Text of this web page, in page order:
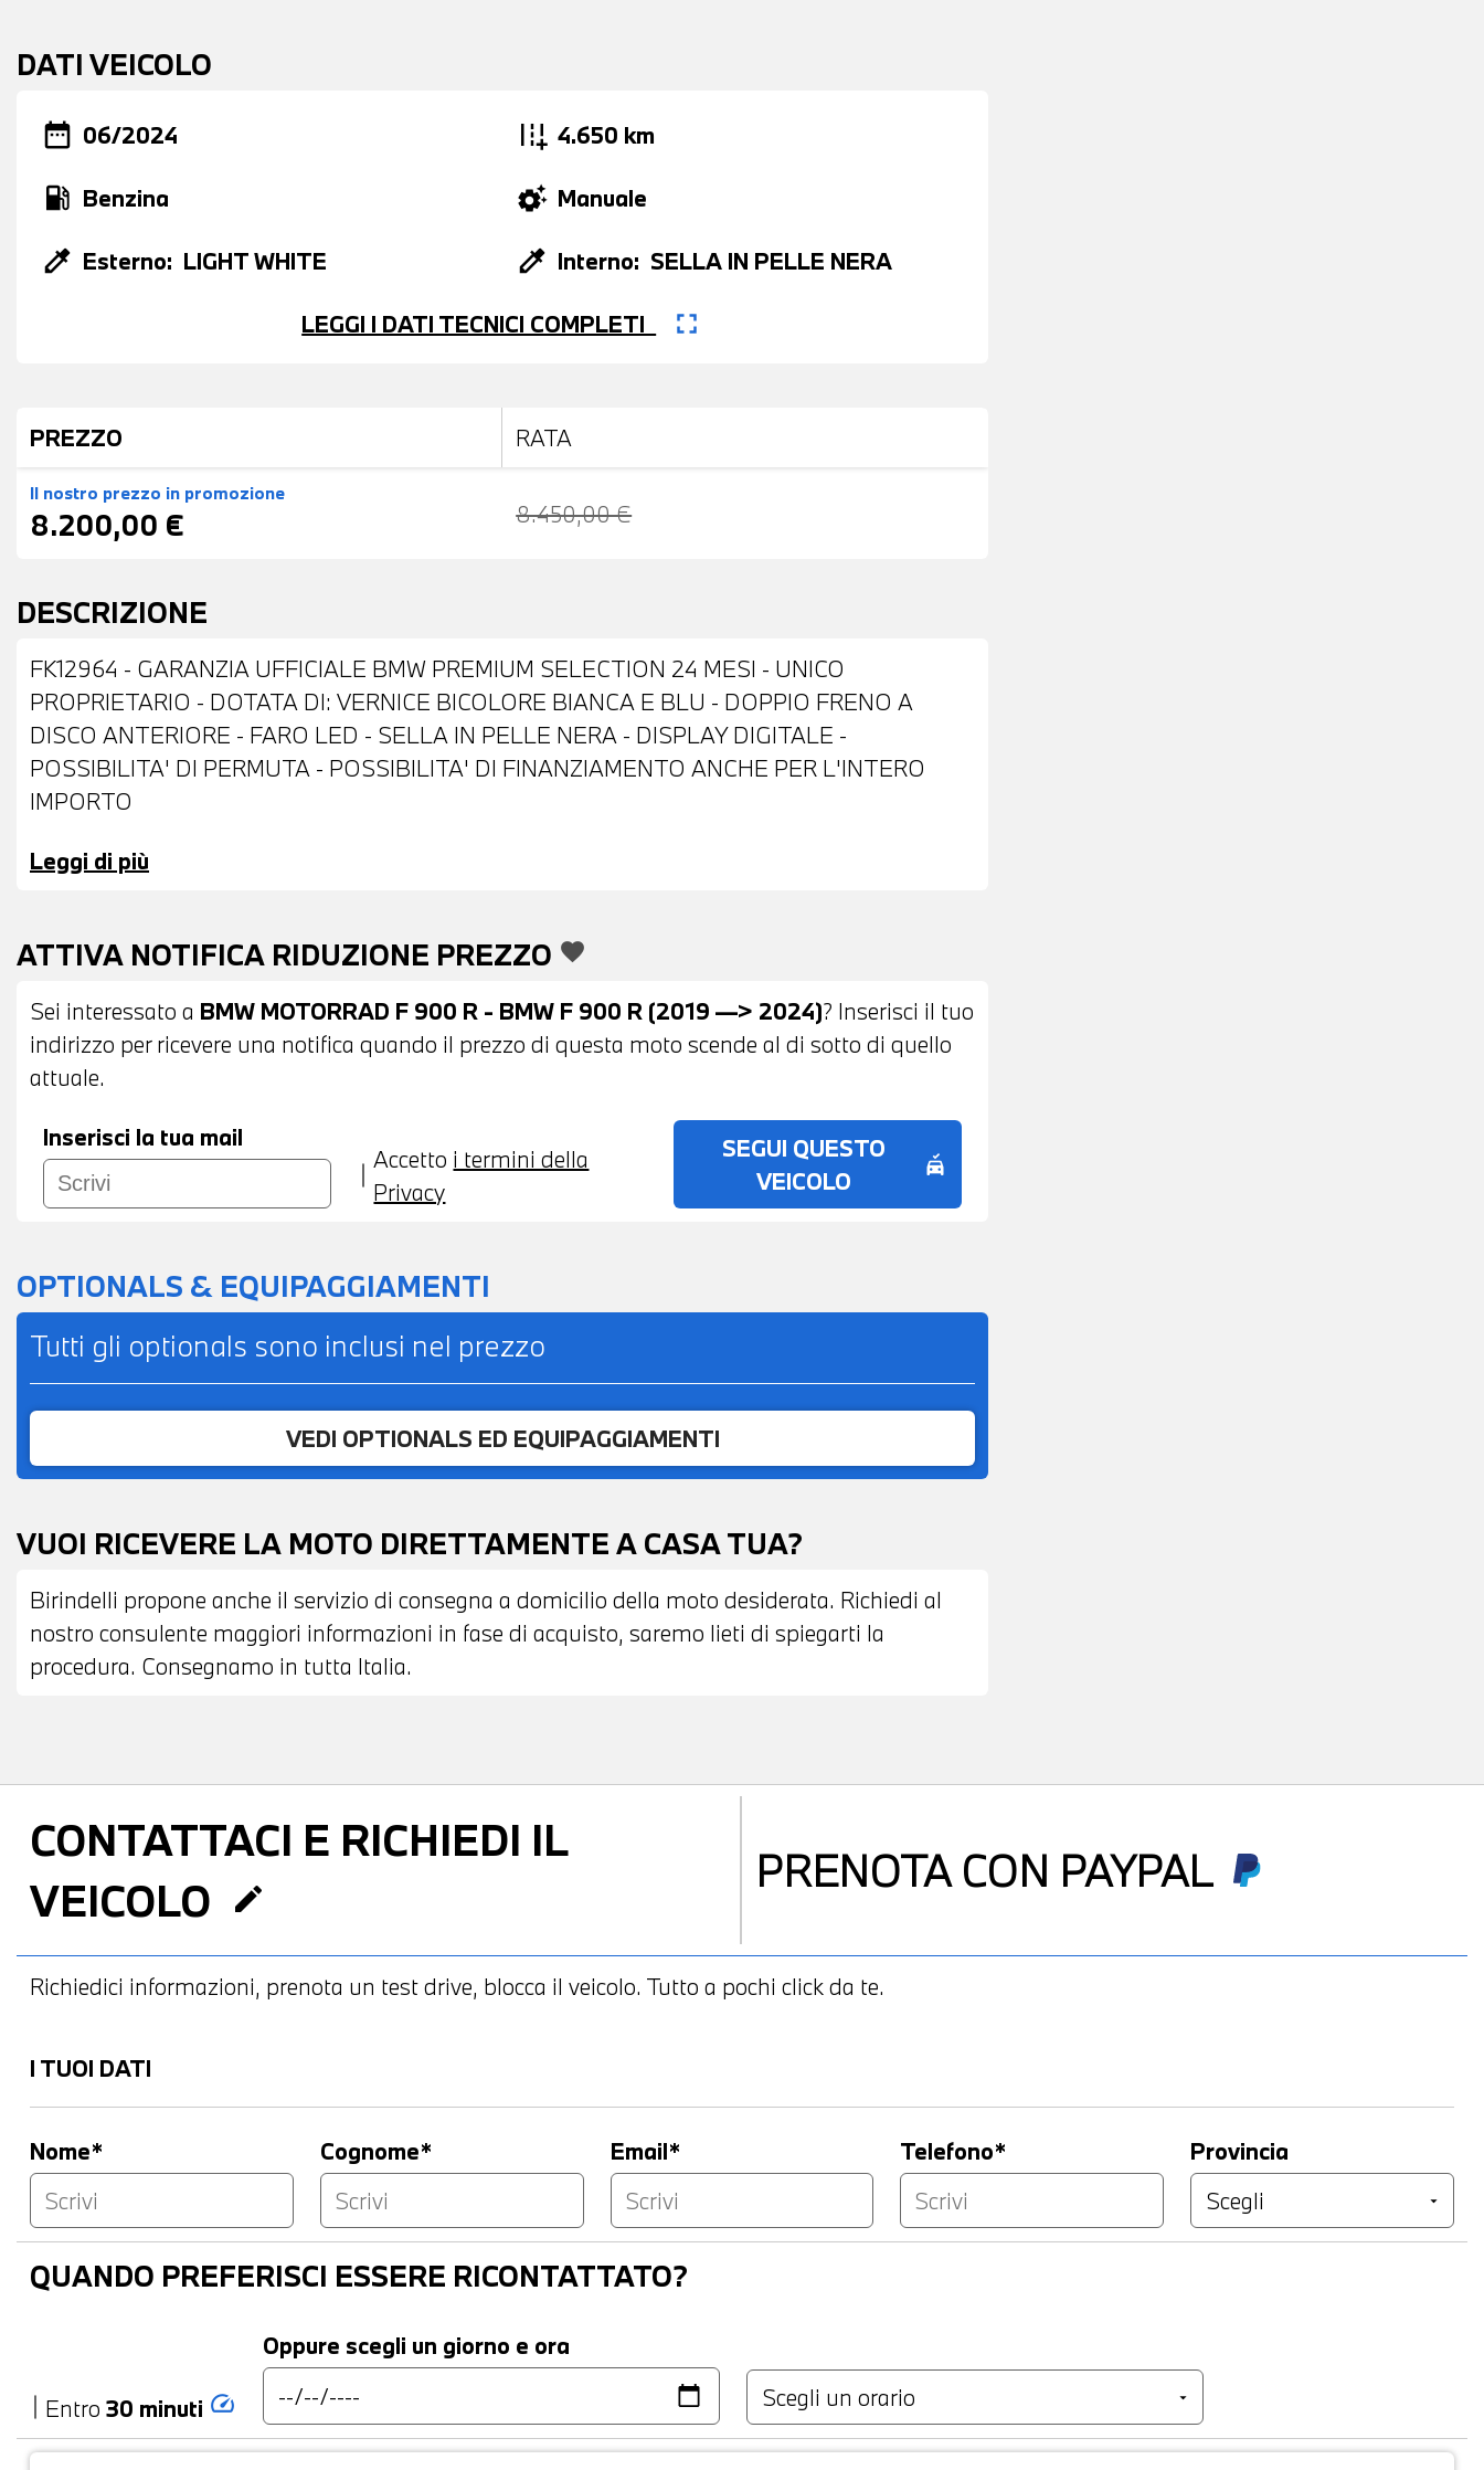
DATI VEICOLO
date_range 06/2024 add_road4.650 km
local_gas_station Benzina settings_suggest Manuale
colorize Esterno: LIGHT WHITE colorize Interno: SELLA IN PELLE NERA
LEGGI I DATI TECNICI COMPLETI fullscreen
PREZZO RATA
Il nostro prezzo in promozione
8.200,00 € 8.450,00 €
DESCRIZIONE
FK12964 - GARANZIA UFFICIALE BMW PREMIUM SELECTION 24 MESI - UNICO
PROPRIETARIO - DOTATA DI: VERNICE BICOLORE BIANCA E BLU - DOPPIO FRENO A
DISCO ANTERIORE - FARO LED - SELLA IN PELLE NERA - DISPLAY DIGITALE -
POSSIBILITA' DI PERMUTA - POSSIBILITA' DI FINANZIAMENTO ANCHE PER L'INTERO
IMPORTO
Leggi di più
ATTIVA NOTIFICA RIDUZIONE PREZZO favorite
Sei interessato a BMW MOTORRAD F 900 R - BMW F 900 R (2019 —> 2024)? Inserisci il tuo
indirizzo per ricevere una notifica quando il prezzo di questa moto scende al di sotto di quello
attuale.
Inserisci la tua mail
Accetto i termini della
Privacy
SEGUI QUESTO
VEICOLO
no_crash
OPTIONALS & EQUIPAGGIAMENTI
Tutti gli optionals sono inclusi nel prezzo
VEDI OPTIONALS ED EQUIPAGGIAMENTI
VUOI RICEVERE LA MOTO DIRETTAMENTE A CASA TUA?
Birindelli propone anche il servizio di consegna a domicilio della moto desiderata. Richiedi al
nostro consulente maggiori informazioni in fase di acquisto, saremo lieti di spiegarti la
procedura. Consegnamo in tutta Italia.
CONTATTACI E RICHIEDI IL
VEICOLO
edit
PRENOTACON PAYPAL
Richiedici informazioni, prenota un test drive, blocca il veicolo. Tutto a pochi click da te.
I TUOI DATI
Nome* Cognome* Email* Telefono* Provincia
QUANDO PREFERISCI ESSERE RICONTATTATO?
Entro 30 minuti speed
Oppure scegli un giorno e ora